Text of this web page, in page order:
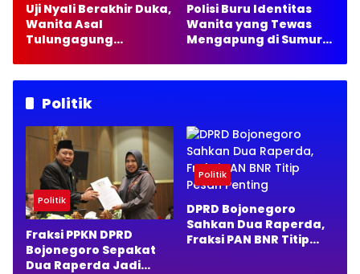
Uji Nyali Berakhir Duka,
Wanita Asal
Tulungagung
Hantu
Polisi Buru Identitas
Wanita yang Tewas
Mengapung di Sumur
Politik
Politik
Fraksi PPKN DPRD
Bojonegoro Sepakat
Dua Raperda Jadi
Politik
DPRD Bojonegoro
Sahkan Dua Raperda,
Fraksi PAN BNR Titip